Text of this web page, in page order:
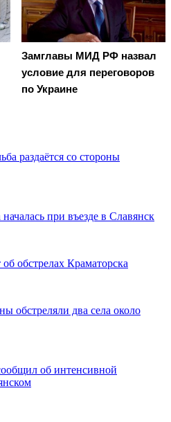
Замглавы МИД РФ назвал
условие для переговоров
по Украине
раздаётся со стороны
при въезде в Славянск
обстрелах Краматорска
обстреляли два села около
об интенсивной